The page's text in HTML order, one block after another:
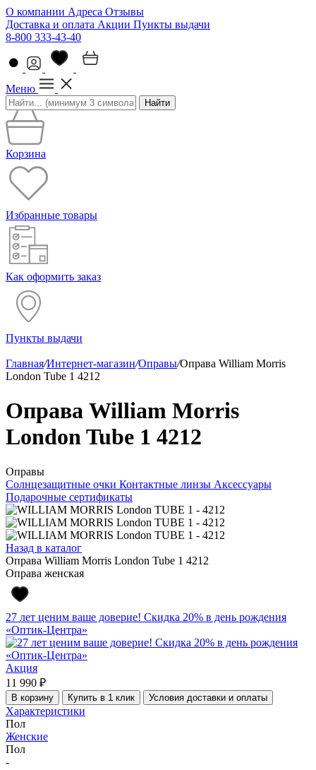
О компании Адреса Отзывы
Доставка и оплата Акции Пункты выдачи
8-800 333-43-40
Меню
Найти
Корзина
Избранные товары
Как оформить заказ
Пункты выдачи
Главная/Интернет-магазин/Оправы/Оправа William Morris
London Tube 1 4212
Оправа William Morris
London Tube 1 4212
Оправы
Солнцезащитные очки Контактные линзы Аксессуары
Подарочные сертификаты
Назад в каталог
Оправа William Morris London Tube 1 4212
Оправа женская
27 лет ценим ваше доверие! Скидка 20% в день рождения
«Оптик-Центра»
Акция
11 990 ₽
В корзину Купить в 1 клик Условия доставки и оплаты
Характеристики
Пол
Женские
Пол
-